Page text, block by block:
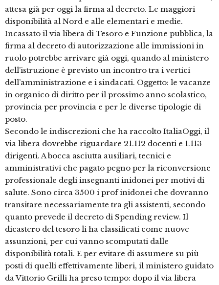
attesa già per oggi la firma al decreto. Le maggiori
disponibilità al Nord e alle elementari e medie.
Incassato il via libera di Tesoro e Funzione pubblica, la
firma al decreto di autorizzazione alle immissioni in
ruolo potrebbe arrivare già oggi, quando al ministero
dell’istruzione è previsto un incontro tra i vertici
dell’amministrazione e i sindacati. Oggetto: le vacanze
in organico di diritto per il prossimo anno scolastico,
provincia per provincia e per le diverse tipologie di
posto.
Secondo le indiscrezioni che ha raccolto ItaliaOggi, il
via libera dovrebbe riguardare 21.112 docenti e 1.113
dirigenti. A bocca asciutta ausiliari, tecnici e
amministrativi che pagato pegno per la riconversione
professionale degli insegnanti inidonei per motivi di
salute. Sono circa 3500 i prof inidonei che dovranno
transitare necessariamente tra gli assistenti, secondo
quanto prevede il decreto di Spending review. Il
dicastero del tesoro li ha classificati come nuove
assunzioni, per cui vanno scomputati dalle
disponibilità totali. E per evitare di assumere su più
posti di quelli effettivamente liberi, il ministero guidato
da Vittorio Grilli ha preso tempo: dopo il via libera